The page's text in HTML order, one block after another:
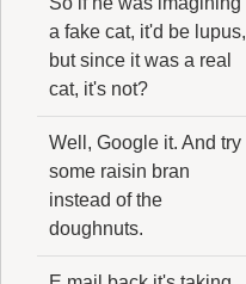
a fake cat, it'd be lupus,
but since it was a real
cat, it's not?
Well, Google it. And try
some raisin bran
instead of the
doughnuts.